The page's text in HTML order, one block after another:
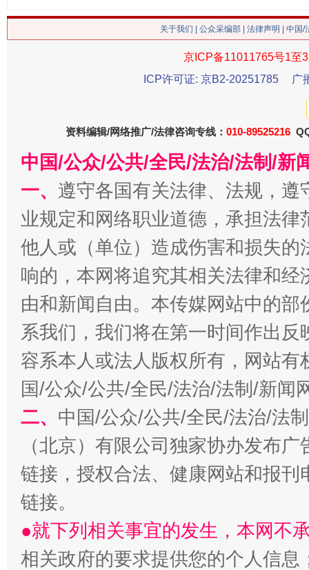
在谋一域中谋全局
今
习近平的博鳌关键词
魏明亮
生
关于我们 公众采编部 法律声明 | 中国
京ICP备11011765号1至
ICP许可证: 京B2-20251785
广
资料编辑/网络推广/法律咨询专线： 010-89525216
中国/公众/公共/全民/法治/法制/新
一、 遵守各国有关法律、法规，
业规定和网络职业道德，承担法
他人或（单位）造成伤害和损失
响的，本网将追究其相关法律和
由和新闻自由。本传媒网站中的
系我们，我们将在第一时间作出
容系本人或法人版权所有，网站
国/公众/公共/全民/法治/法制/新闻
二、 中国/公众/公共/全民/法治/法
（北京）有限公司独家协办发布
链接，授权合法、健康网站和报
链接。
●就下列相关事宜的发生，本网不
相关政府的要求提供您的个人信息